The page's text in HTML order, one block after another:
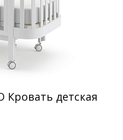
Кровать детская